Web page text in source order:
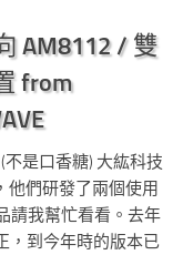
AM8112 / 雙
from
不是口香糖) 大紘科技
他們研發了兩個使用
請我幫忙看看。去年
，到今年時的版本已